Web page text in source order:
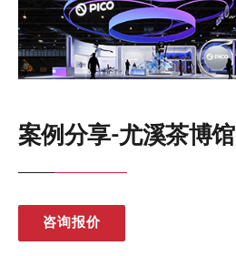
案例分享-尤溪茶博馆
咨询报价